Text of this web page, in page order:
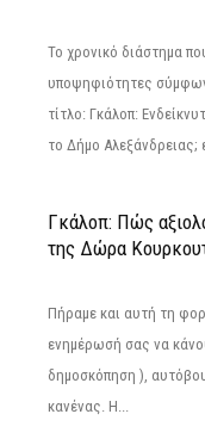
Το χρονικό διάστημα
υποψηφιότητες
τίτλο: Γκάλοπ:
το Δήμο Αλεξάνδρειας;
Γκάλοπ: Πώς
της Δώρα
Πήραμε και αυτή τη
ενημέρωσή σας να
δημοσκόπηση ),
κανένας. Η...